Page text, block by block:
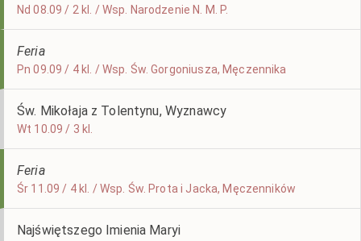
Nd 08.09 / 2 kl. / Wsp. Narodzenie N. M. P.
Feria
Pn 09.09 / 4 kl. / Wsp. Św. Gorgoniusza, Męczennika
Św. Mikołaja z Tolentynu, Wyznawcy
Wt 10.09 / 3 kl.
Feria
Śr 11.09 / 4 kl. / Wsp. Św. Prota i Jacka, Męczenników
Najświętszego Imienia Maryi